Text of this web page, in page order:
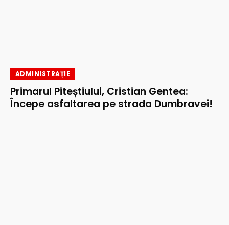
ADMINISTRAȚIE
Primarul Piteștiului, Cristian Gentea:
Începe asfaltarea pe strada Dumbravei!